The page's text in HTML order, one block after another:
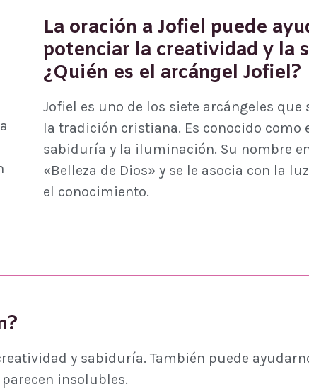
La oración a Jofiel puede
potenciar la creatividad y la
¿Quién es el arcángel Jofiel?
Jofiel es uno de los siete arcángeles que
la tradición cristiana. Es conocido como
sabiduría y la iluminación. Su nombre
«Belleza de Dios» y se le asocia con la
el conocimiento.
y sabiduría. También puede
insolubles.